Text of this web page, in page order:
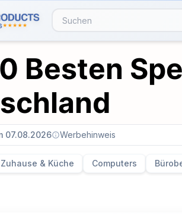
Besten
07.08.2026 Werbehinweis
Zuhause & Küche Computers